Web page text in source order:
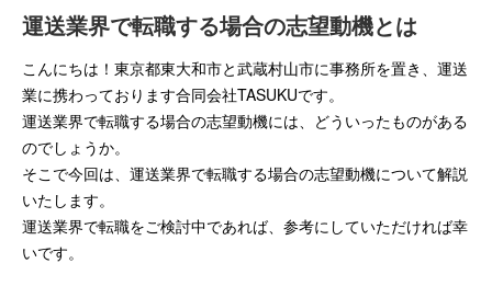
運送業界で転職する場合の志望動機とは
こんにちは！東京都東大和市と武蔵村山市に事務所を置き、運送
業に携わっております合同会社TASUKUです。
運送業界で転職する場合の志望動機には、どういったものがある
のでしょうか。
そこで今回は、運送業界で転職する場合の志望動機について解説
いたします。
運送業界で転職をご検討中であれば、参考にしていただければ幸
いです。